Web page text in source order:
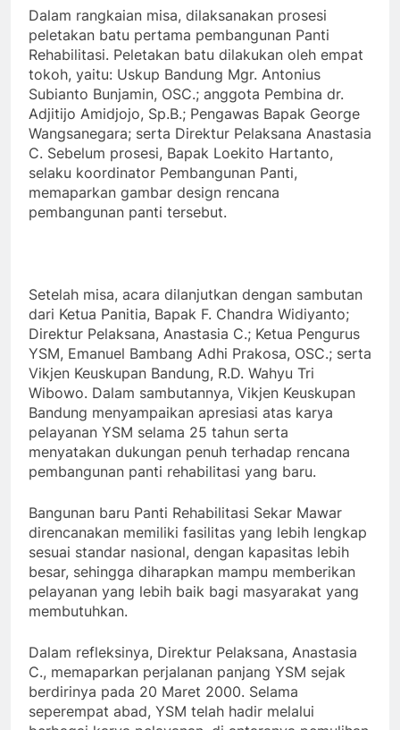
Dalam rangkaian misa, dilaksanakan prosesi
peletakan batu pertama pembangunan Panti
Rehabilitasi. Peletakan batu dilakukan oleh empat
tokoh, yaitu: Uskup Bandung Mgr. Antonius
Subianto Bunjamin, OSC.; anggota Pembina dr.
Adjitijo Amidjojo, Sp.B.; Pengawas Bapak George
Wangsanegara; serta Direktur Pelaksana Anastasia
C. Sebelum prosesi, Bapak Loekito Hartanto,
selaku koordinator Pembangunan Panti,
memaparkan gambar design rencana
pembangunan panti tersebut.
Setelah misa, acara dilanjutkan dengan sambutan
dari Ketua Panitia, Bapak F. Chandra Widiyanto;
Direktur Pelaksana, Anastasia C.; Ketua Pengurus
YSM, Emanuel Bambang Adhi Prakosa, OSC.; serta
Vikjen Keuskupan Bandung, R.D. Wahyu Tri
Wibowo. Dalam sambutannya, Vikjen Keuskupan
Bandung menyampaikan apresiasi atas karya
pelayanan YSM selama 25 tahun serta
menyatakan dukungan penuh terhadap rencana
pembangunan panti rehabilitasi yang baru.
Bangunan baru Panti Rehabilitasi Sekar Mawar
direncanakan memiliki fasilitas yang lebih lengkap
sesuai standar nasional, dengan kapasitas lebih
besar, sehingga diharapkan mampu memberikan
pelayanan yang lebih baik bagi masyarakat yang
membutuhkan.
Dalam refleksinya, Direktur Pelaksana, Anastasia
C., memaparkan perjalanan panjang YSM sejak
berdirinya pada 20 Maret 2000. Selama
seperempat abad, YSM telah hadir melalui